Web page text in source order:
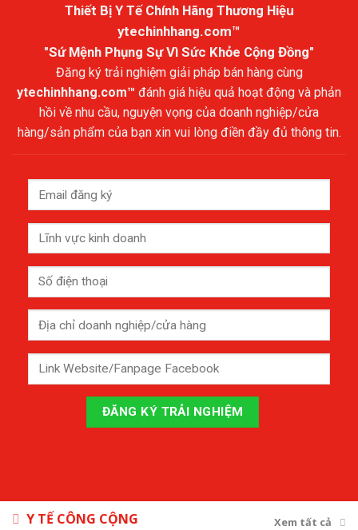
Thiết Bị Y Tế Chính Hãng Thương Hiệu
ytechinhhang.com™
"Sứ Mệnh Phụng Sự Vì Sức Khỏe Cộng Đồng"
Đăng ký trải nghiệm giải pháp bán hàng cùng
ytechinhhang.com™ đánh giá hiệu quả hoạt động và phản
hồi về nhu cầu, nguyện vọng của doanh nghiệp/cửa
hàng/sản phẩm của bạn xin vui lòng điền đầy đủ thông tin.
Y TẾ CÔNG CỘNG Xem tất cả